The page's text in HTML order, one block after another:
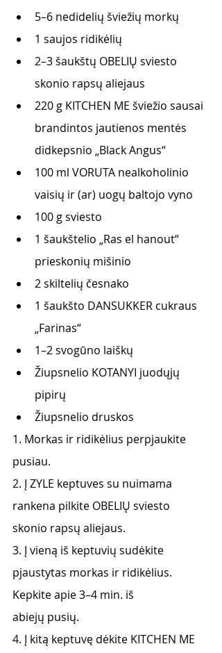
5–6 nedidelių šviežių morkų
1 saujos ridikėlių
2–3 šaukštų OBELIŲ sviesto
skonio rapsų aliejaus
220 g KITCHEN ME šviežio sausai
brandintos jautienos mentės
didkepsnio „Black Angus“
100 ml VORUTA nealkoholinio
vaisių ir (ar) uogų baltojo vyno
100 g sviesto
1 šaukštelio „Ras el hanout“
prieskonių mišinio
2 skiltelių česnako
1 šaukšto DANSUKKER cukraus
„Farinas“
1–2 svogūno laiškų
Žiupsnelio KOTANYI juodųjų
pipirų
Žiupsnelio druskos
1. Morkas ir ridikėlius perpjaukite
pusiau.
2. Į ZYLE keptuves su nuimama
rankena pilkite OBELIŲ sviesto
skonio rapsų aliejaus.
3. Į vieną iš keptuvių sudėkite
pjaustytas morkas ir ridikėlius.
Kepkite apie 3–4 min. iš
abiejų pusių.
4. Į kitą keptuvę dėkite KITCHEN ME